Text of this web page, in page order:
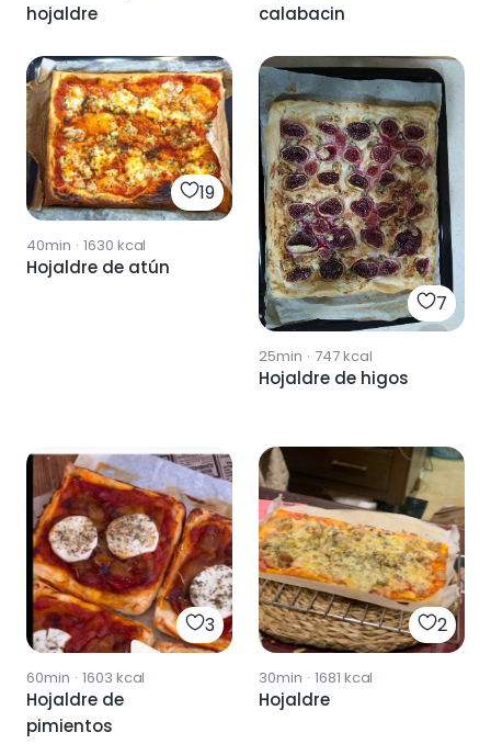
hojaldre
calabacin
19
40min · 1630 kcal
Hojaldre de atún
7
25min · 747kcal
Hojaldre de higos
3
60min · 1603 kcal
Hojaldre de
pimientos
2
30min · 1681 kcal
Hojaldre